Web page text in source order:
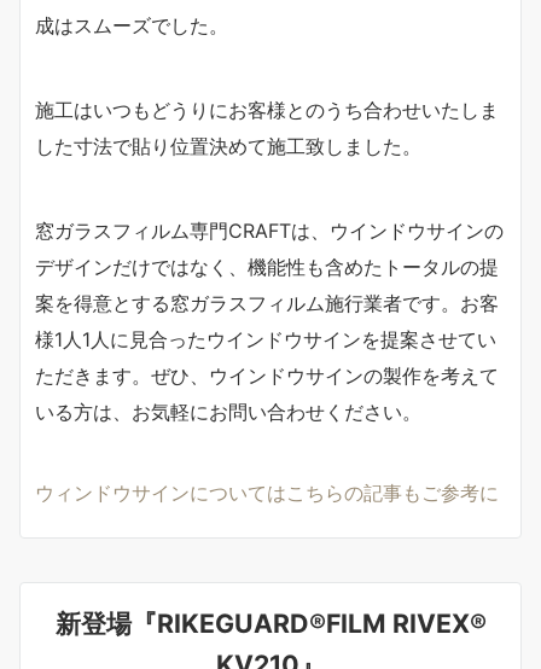
成はスムーズでした。
施工はいつもどうりにお客様とのうち合わせいたしま
した寸法で貼り位置決めて施工致しました。
窓ガラスフィルム専門CRAFTは、ウインドウサインの
デザインだけではなく、機能性も含めたトータルの提
案を得意とする窓ガラスフィルム施行業者です。お客
様1人1人に見合ったウインドウサインを提案させてい
ただきます。ぜひ、ウインドウサインの製作を考えて
いる方は、お気軽にお問い合わせください。
ウィンドウサインについてはこちらの記事もご参考に
新登場『RIKEGUARD®FILM RIVEX®